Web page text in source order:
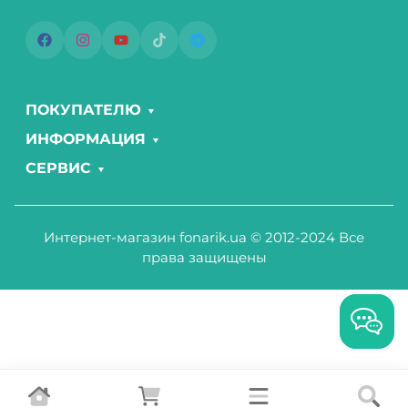
ПОКУПАТЕЛЮ
ИНФОРМАЦИЯ
СЕРВИС
Интернет-магазин fonarik.ua © 2012-2024 Все
права защищены